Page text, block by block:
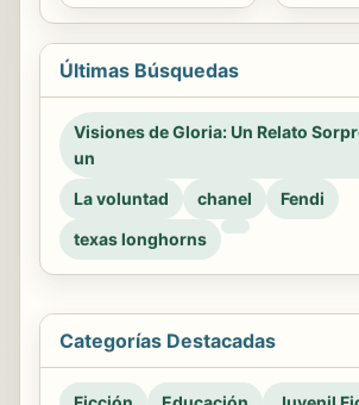
Últimas Búsquedas
Visiones de Gloria: Un Relato
un
La voluntad
chanel
Fendi
texas longhorns
Categorías Destacadas